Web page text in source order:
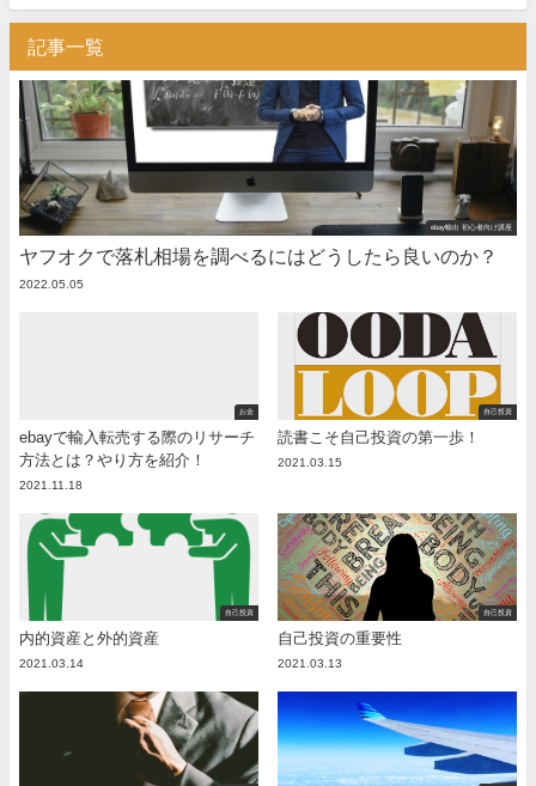
記事一覧
ebay輸出 初心者向け講座
ヤフオクで落札相場を調べるにはどうしたら良いのか？
2022.05.05
お金
ebayで輸入転売する際のリサーチ
方法とは？やり方を紹介！
2021.11.18
自己投資
読書こそ自己投資の第一歩！
2021.03.15
自己投資
内的資産と外的資産
2021.03.14
自己投資
自己投資の重要性
2021.03.13